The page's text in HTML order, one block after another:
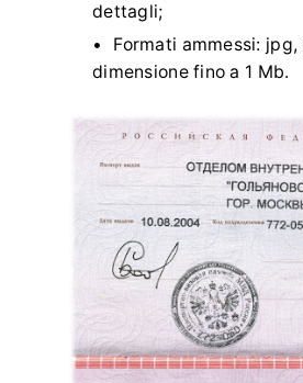
dettagli;
Formati ammessi:
dimensione fino a 1 Mb.